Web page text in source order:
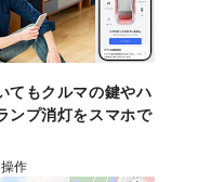
てもクルマの鍵やハ
ンプ消灯をスマホで
作